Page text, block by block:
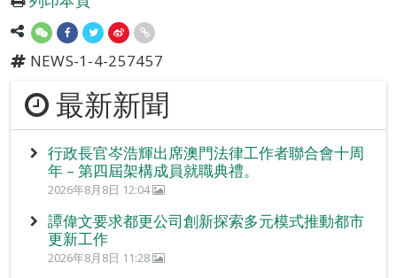
NEWS-1-4-257457
最新新聞
行政長官岑浩輝出席澳門法律工作者聯合會十周
年 – 第四屆架構成員就職典禮。
2026年8月8日 12:04
譚偉文要求都更公司創新探索多元模式推動都市
更新工作
2026年8月8日 11:28